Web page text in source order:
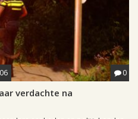
0
verdachte na